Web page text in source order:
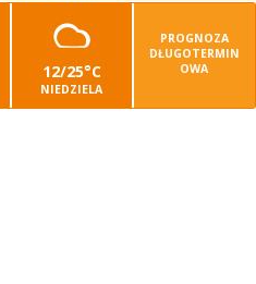
12/25°C
NIEDZIELA
PROGNOZA
DŁUGOTERMIN
OWA